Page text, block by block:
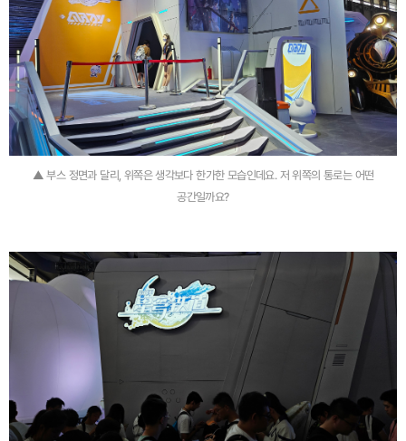
▲ 부스 정면과 달리, 위쪽은 생각보다 한가한 모습인데요. 저 위쪽의 통로는 어떤
공간일까요?